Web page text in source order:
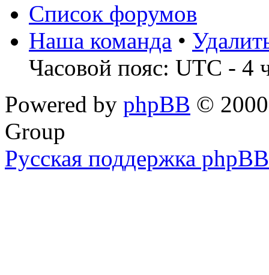
Список форумов
Наша команда •
Часовой пояс: UTC - 4
Powered by phpBB ©
Group
Русская поддержка phpBB